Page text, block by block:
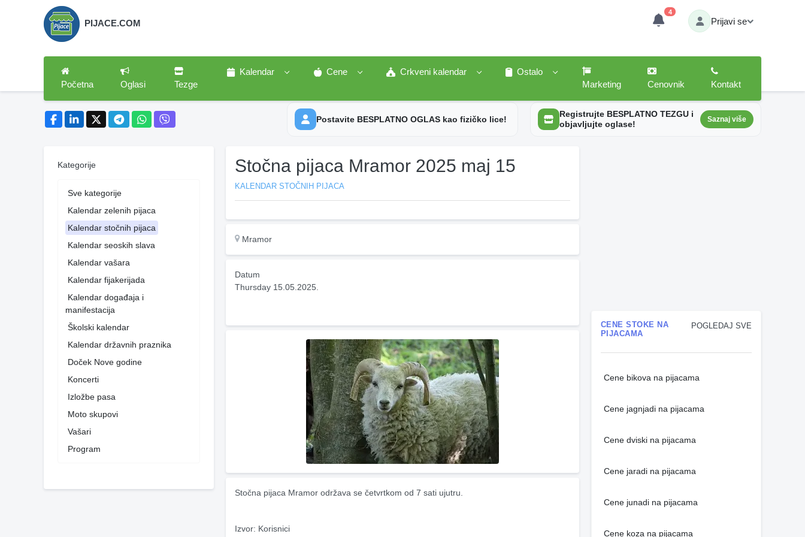
PIJACE.COM
4
Prijavi se
Početna Oglasi Tezge
Kalendar Cene Crkveni kalendar
Ostalo
Marketing
Cenovnik Kontakt
Postavite BESPLATNO OGLAS kao fizičko lice!
Registrujte BESPLATNO TEZGU i
objavljujte oglase!
Saznaj više
Kategorije
Sve kategorije
Kalendar zelenih pijaca
Kalendar stočnih pijaca
Kalendar seoskih slava
Kalendar vašara
Kalendar fijakerijada
Kalendar događaja i
manifestacija
Školski kalendar
Kalendar državnih praznika
Doček Nove godine
Koncerti
Izložbe pasa
Moto skupovi
Vašari
Program
Stočna pijaca Mramor 2025 maj 15
KALENDAR STOČNIH PIJACA
Mramor
Datum
Thursday 15.05.2025.
Stočna pijaca Mramor održava se četvrtkom od 7 sati ujutru.
Izvor: Korisnici
POGLEDAJ SVE
CENE STOKE NA
PIJACAMA
Cene bikova na pijacama
Cene jagnjadi na pijacama
Cene dviski na pijacama
Cene jaradi na pijacama
Cene junadi na pijacama
Cene koza na pijacama